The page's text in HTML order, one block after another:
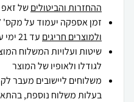
ההחזרות והביטוליםשל זאפ
זמן אספקה יעמוד על מקס' 7 ימי עסקים מיום הזמנה,
ולמוצרים חריגים עד 21 ימי עסקים .
שיטות ועלויות המשלוח
לגודלו ולאופיו של המוצר
משלוחים ליישובים מעבר
בעלות משלוח נוספת,